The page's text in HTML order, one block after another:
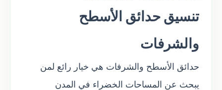
تنسيق حدائق الأسطح
والشرفات
حدائق الأسطح والشرفات هي خيار رائع لمن
يبحث عن المساحات الخضراء في المدن